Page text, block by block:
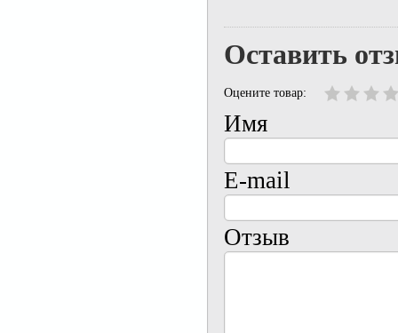
Оставить
Оцените товар:
Имя
E-mail
Отзыв